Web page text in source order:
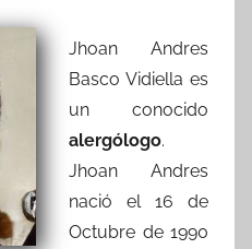
Jhoan Andres
Basco Vidiella es
un conocido
alergólogo.
Jhoan Andres
nació el 16 de
Octubre de 1990